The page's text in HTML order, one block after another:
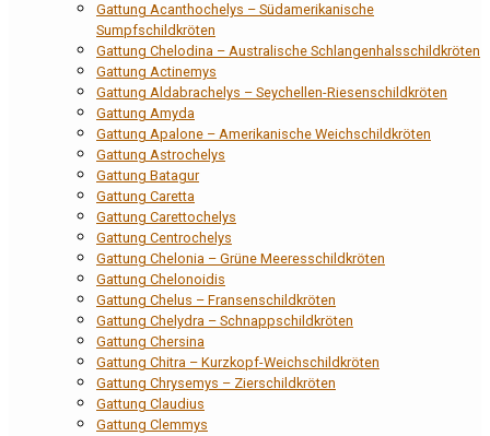
Gattung Acanthochelys – Südamerikanische
Sumpfschildkröten
Gattung Chelodina – Australische Schlangenhalsschildkröten
Gattung Actinemys
Gattung Aldabrachelys – Seychellen-Riesenschildkröten
Gattung Amyda
Gattung Apalone – Amerikanische Weichschildkröten
Gattung Astrochelys
Gattung Batagur
Gattung Caretta
Gattung Carettochelys
Gattung Centrochelys
Gattung Chelonia – Grüne Meeresschildkröten
Gattung Chelonoidis
Gattung Chelus – Fransenschildkröten
Gattung Chelydra – Schnappschildkröten
Gattung Chersina
Gattung Chitra – Kurzkopf-Weichschildkröten
Gattung Chrysemys – Zierschildkröten
Gattung Claudius
Gattung Clemmys